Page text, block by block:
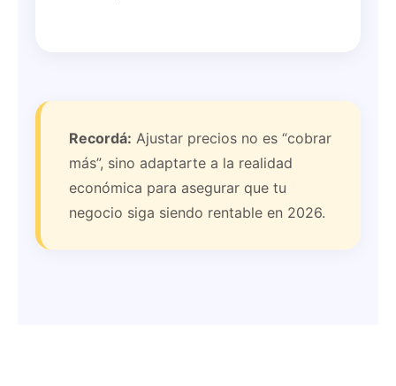
Recordá: Ajustar precios no es “cobrar
más”, sino adaptarte a la realidad
económica para asegurar que tu
negocio siga siendo rentable en 2026.